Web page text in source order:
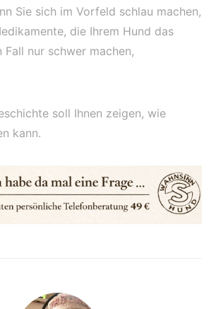
Sie sich im Vorfeld schlau machen,
die Ihrem Hund das
Fall nur schwer machen,
soll Ihnen zeigen, wie
kann.